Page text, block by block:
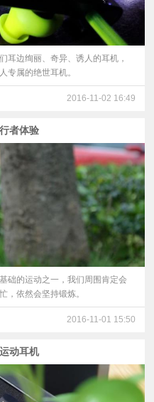
耳边绚丽、奇异、诱人的耳机，
专属的绝世耳机。
2016-11-02 16:49
者体验
础的运动之一，我们周围肯定会
，依然会坚持锻炼。
2016-11-01 15:50
动耳机